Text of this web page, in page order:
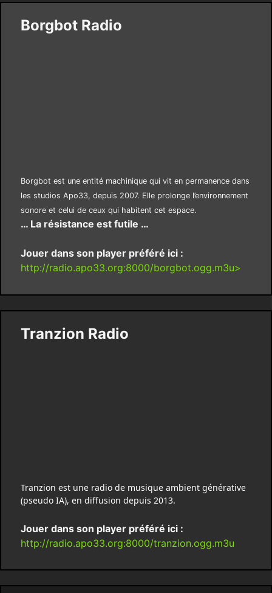
Borgbot Radio
Borgbot est une entité machinique qui vit en permanence dans
les studios Apo33, depuis 2007. Elle prolonge l’environnement
sonore et celui de ceux qui habitent cet espace.
… La résistance est futile …
Jouer dans son player préféré ici :
http://radio.apo33.org:8000/borgbot.ogg.m3u>
Tranzion Radio
Tranzion est une radio de musique ambient générative
(pseudo IA), en diffusion depuis 2013.
Jouer dans son player préféré ici :
http://radio.apo33.org:8000/tranzion.ogg.m3u